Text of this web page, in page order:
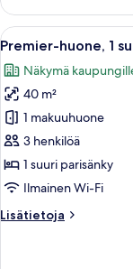
1
suuri
parisänky,
kaupunkinäköala
Avaa
kaikki
huonetyypin
Premier-
huone,
1
suuri
parisänky,
kaupunkinäköala
7
Premier-huone, 1
Näkymä
40 m²
1 makuuhuone
3 henkilöä
1 suuri parisänky
Ilmainen Wi-Fi
Lisätietoja
Lisätietoja